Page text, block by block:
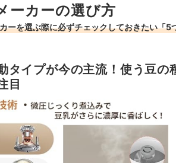
ーカーの選び方
ーを選ぶ際に必ずチェックしておきたい「5
タイプが今の主流！使う豆の
目